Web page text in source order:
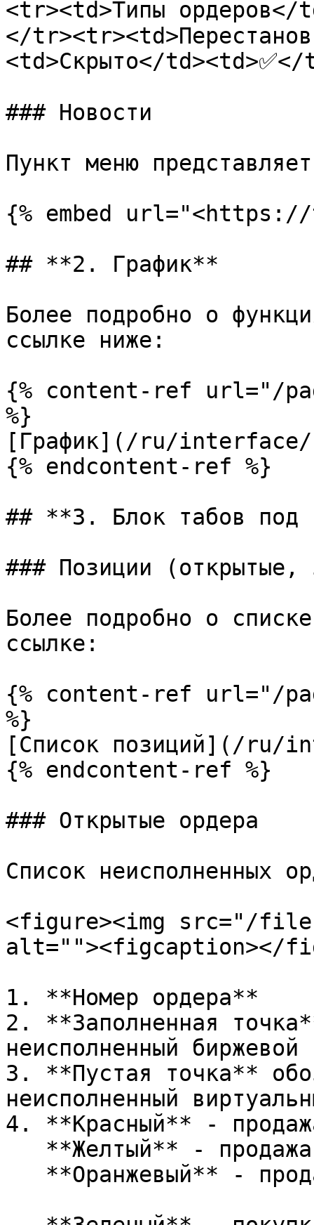
<tr><td>Типы ордеров</
</
<td>Скрыто</
### Новости
Пункт меню
{% embed url="<https://
## **2. График**
Более подробно о
ссылке ниже:
{% content-ref url="/
%}
[График](/ru/interface/
{% endcontent-ref %}
## **3. Блок табов под
### Позиции (открытые,
Более подробно о
ссылке:
{% content-ref url="/
%}
[Список позиций](/ru/
{% endcontent-ref %}
### Открытые ордера
Список неисполненных
<figure><img src="/files/
alt=""><figcaption></
1. **Номер ордера**
2. **Заполненная
неисполненный
3. **Пустая точка**
неисполненный
4. **Красный** -